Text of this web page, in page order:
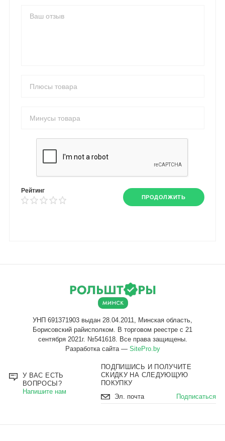
Рейтинг
ПРОДОЛЖИТЬ
Разработка сайта — SitePro.by